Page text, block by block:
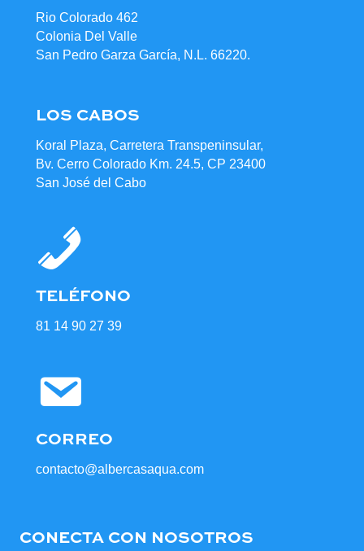
Rio Colorado 462
Colonia Del Valle
San Pedro Garza García, N.L. 66220.
LOS CABOS
Koral Plaza, Carretera Transpeninsular,
Bv. Cerro Colorado Km. 24.5, CP 23400
San José del Cabo
TELÉFONO
81 14 90 27 39
CORREO
contacto@albercasaqua.com
CONECTA CON NOSOTROS